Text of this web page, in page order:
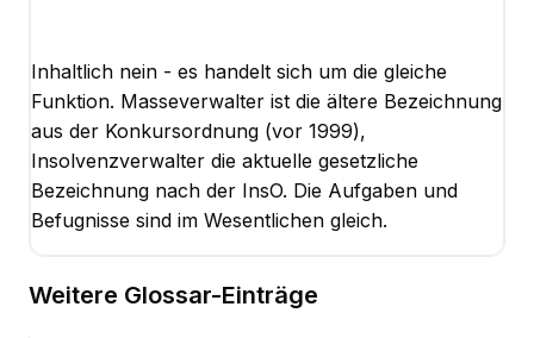
Inhaltlich nein - es handelt sich um die gleiche
Funktion. Masseverwalter ist die ältere Bezeichnung
aus der Konkursordnung (vor 1999),
Insolvenzverwalter die aktuelle gesetzliche
Bezeichnung nach der InsO. Die Aufgaben und
Befugnisse sind im Wesentlichen gleich.
Weitere Glossar-Einträge